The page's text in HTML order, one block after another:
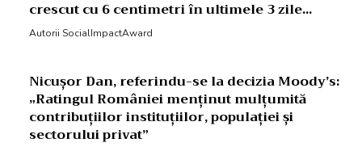
crescut cu 6 centimetri în ultimele 3 zile...
Autorii SocialImpactAward
Nicușor Dan, referindu-se la decizia Moody’s:
„Ratingul României menținut mulțumită
contribuțiilor instituțiilor, populației și
sectorului privat”